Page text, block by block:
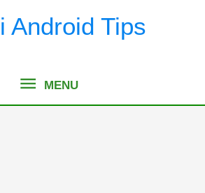
Android Tips
MENU
MENU